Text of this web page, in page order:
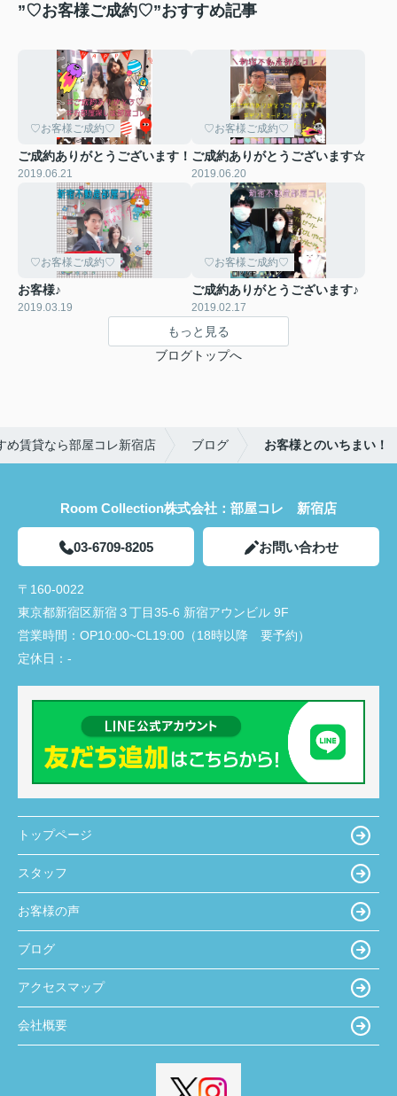
”♡お客様ご成約♡”おすすめ記事
♡お客様ご成約♡
ご成約ありがとうございます！
2019.06.21
♡お客様ご成約♡
ご成約ありがとうございます☆
2019.06.20
♡お客様ご成約♡
お客様♪
2019.03.19
♡お客様ご成約♡
ご成約ありがとうございます♪
2019.02.17
もっと見る
ブログトップへ
め賃貸なら部屋コレ新宿店 ブログ お客様とのいちまい！
Room Collection株式会社：部屋コレ 新宿店
03-6709-8205 お問い合わせ
〒160-0022
東京都新宿区新宿３丁目35-6 新宿アウンビル 9F
営業時間： OP10:00~CL19:00（18時以降 要予約）
定休日： -
トップページ
スタッフ
お客様の声
ブログ
アクセスマップ
会社概要